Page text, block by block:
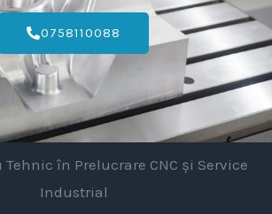
0758110088
în Prelucrare CNC și Service
Industrial